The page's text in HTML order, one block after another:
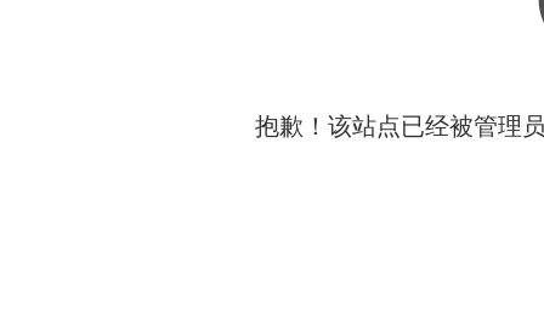
抱歉！该站点已经被管理